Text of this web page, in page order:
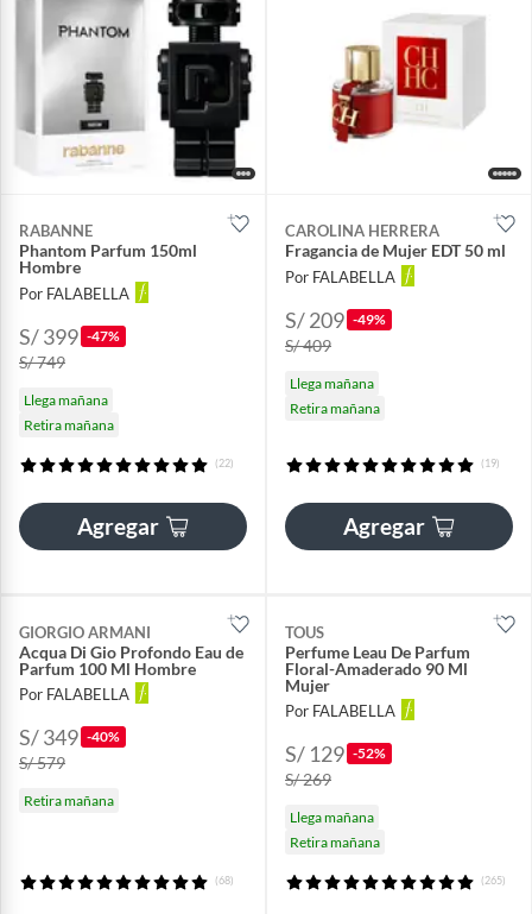
RABANNE
Phantom Parfum 150ml
Hombre
Por FALABELLA
S/ 399 -47%
S/ 749
Llega mañana
Retira mañana
(22)
Agregar
CAROLINA HERRERA
Fragancia de Mujer EDT 50 ml
Por FALABELLA
S/ 209 -49%
S/ 409
Llega mañana
Retira mañana
(19)
Agregar
GIORGIO ARMANI
Acqua Di Gio Profondo Eau de
Parfum 100 Ml Hombre
Por FALABELLA
S/ 349 -40%
S/ 579
Retira mañana
(68)
TOUS
Perfume Leau De Parfum
Floral-Amaderado 90 Ml
Mujer
Por FALABELLA
S/ 129 -52%
S/ 269
Llega mañana
Retira mañana
(265)